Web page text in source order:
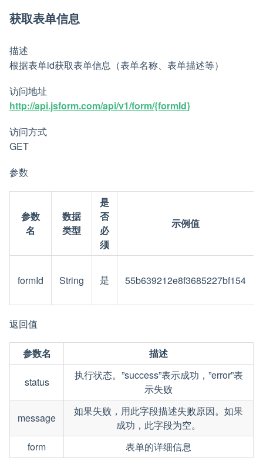
获取表单信息
描述
根据表单id获取表单信息（表单名称、表单描述等）
访问地址
http://api.jsform.com/api/v1/form/{formId}
访问方式
GET
参数
参数
名
数据
类型
是
否
必
须
示例值
formId String 是 55b639212e8f3685227bf154
返回值
参数名 描述
status
执行状态。”success”表示成功，”error”表
示失败
message
如果失败，用此字段描述失败原因。如果
成功，此字段为空。
form
表单的详细信息